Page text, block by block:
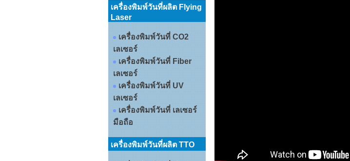
เครื่องพิมพ์วันที่ผลิต Flying
Laser
เครื่องพิมพ์วันที่ CO2
เลเซอร์
เครื่องพิมพ์วันที่ Fiber
เลเซอร์
เครื่องพิมพ์วันที่ UV
เลเซอร์
เครื่องพิมพ์วันที่ เลเซอร์
มือถือ
เครื่องพิมพ์วันที่ผลิต TTO